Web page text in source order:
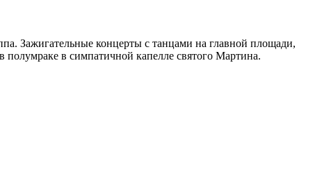
Зажигательные концерты с танцами на главной площади,
в симпатичной капелле святого Мартина.